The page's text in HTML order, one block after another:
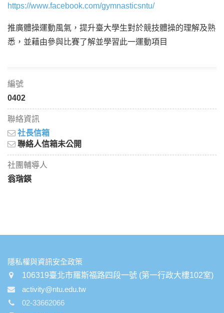
https://www.facebook.com/gymnasticsntu/
推廣體操運動風氣，提升臺大學生對於競技體操的理解及熟
悉，並藉由參與比賽了解並學習此一運動項目
編號
0402
聯絡資訊
社長信箱
聯絡人信箱未公開
社團輔導人
翁瑎鍈
:::
隱私權與資訊安全政策
106319臺北市羅斯福路四段一號 (第一行政大樓102室)
activity@ntu.edu.tw
02-33662066